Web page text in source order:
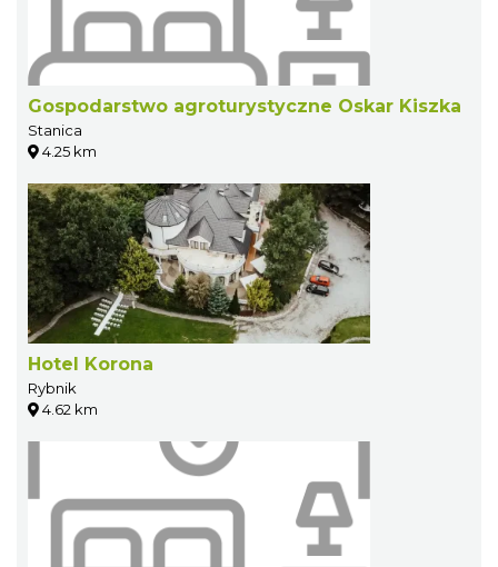
Gospodarstwo agroturystyczne Oskar Kiszka
Stanica
4.25 km
Hotel Korona
Rybnik
4.62 km